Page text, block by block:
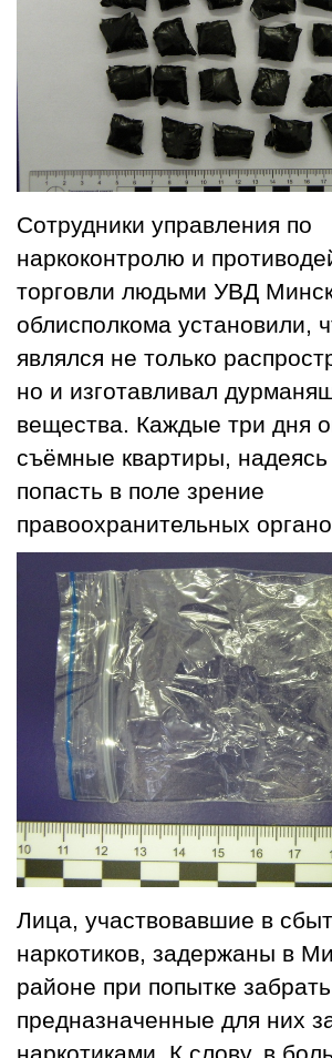
Сотрудники управления по
наркоконтролю и
торговли людьми УВД
облисполкома установили,
являлся не только
но и изготавливал
вещества. Каждые три дня
съёмные квартиры, надеясь
попасть в поле зрение
правоохранительных
Лица, участвовавшие в
наркотиков, задержаны в
районе при попытке забрать
предназначенные для них